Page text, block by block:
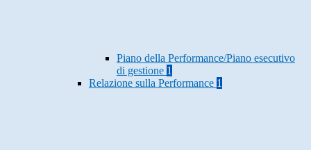
Piano della Performance/Piano esecutivo
di gestione 1
Relazione sulla Performance 1